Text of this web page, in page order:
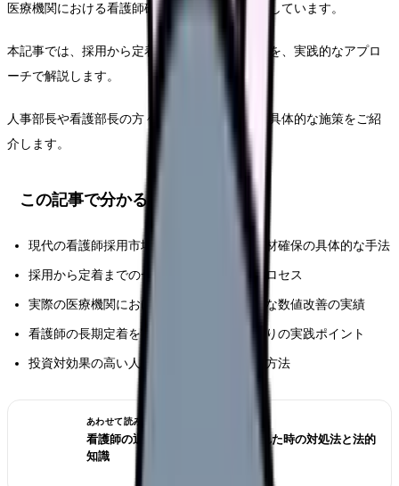
医療機関における看護師確保は年々難しさを増しています。
本記事では、採用から定着までの包括的な戦略を、実践的なアプロ
ーチで解説します。
人事部長や看護部長の方々に即実践いただける具体的な施策をご紹
介します。
この記事で分かること
現代の看護師採用市場における効果的な人材確保の具体的な手法
採用から定着までの一貫した戦略立案のプロセス
実際の医療機関における成功事例と具体的な数値改善の実績
看護師の長期定着を実現する職場環境づくりの実践ポイント
投資対効果の高い人材育成システムの構築方法
あわせて読みたい
看護師の退職交渉術｜引き止められた時の対処法と法的
知識